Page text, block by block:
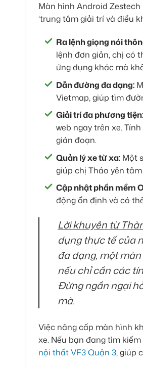
Màn hình Android
‘trung tâm giải trí và điều
Ra lệnh giọng nói
lệnh đơn giản, chị có
ứng dụng khác mà
Dẫn đường đa dạng:
Vietmap, giúp tìm
Giải trí đa phương tiện:
web ngay trên xe.
gián đoạn.
Quản lý xe từ xa: Một
giúp chị Thảo yên
Cập nhật phần mềm
động ổn định và có
Lời khuyên từ
dụng thực tế của
đa dạng, một
nếu chỉ cần các
Đừng ngần ngại
mà.
Việc nâng cấp màn hình
xe. Nếu bạn đang tìm
nội thất VF3 Quận 3, giúp